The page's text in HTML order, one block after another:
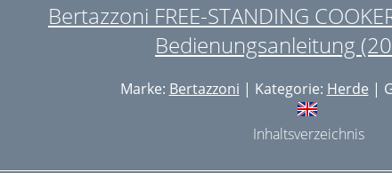
Bertazzoni FREE-STANDING
Bedienungsanleitung
Marke: Bertazzoni | Kategorie: Herde |
Inhaltsverzeichnis